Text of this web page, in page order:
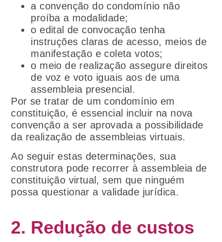
a convenção do condomínio não
proíba a modalidade;
o edital de convocação tenha
instruções claras de acesso, meios de
manifestação e coleta votos;
o meio de realização assegure direitos
de voz e voto iguais aos de uma
assembleia presencial.
Por se tratar de um condomínio em
constituição, é essencial incluir na nova
convenção a ser aprovada a possibilidade
da realização de assembleias virtuais.
Ao seguir estas determinações, sua
construtora pode recorrer à assembleia de
constituição virtual, sem que ninguém
possa questionar a validade jurídica.
2. Redução de custos